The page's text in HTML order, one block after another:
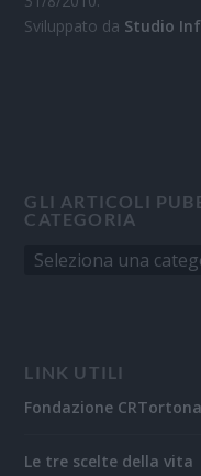
Sviluppato da Studio
GLI ARTICOLI
CATEGORIA
LINK UTILI
Fondazione CRTortona
Le tre scelte della vita